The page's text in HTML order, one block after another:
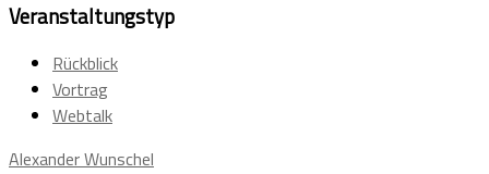
Veranstaltungstyp
Rückblick
Vortrag
Webtalk
Alexander Wunschel